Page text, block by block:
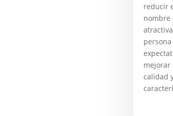
reducir
nombre
mejorar
calidad